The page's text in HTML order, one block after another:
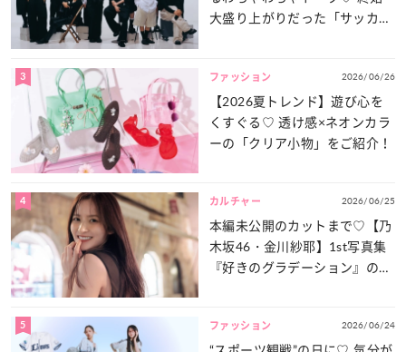
大盛り上がりだった「サッカー
3 ファッション 2026/06/26
【2026夏トレンド】遊び心を
くすぐる♡ 透け感×ネオンカラ
ーの「クリア小物」をご紹介！
4 カルチャー 2026/06/25
本編未公開のカットまで♡【乃
木坂46・金川紗耶】1st写真集
『好きのグラデーション』の魅
5 ファッション 2026/06/24